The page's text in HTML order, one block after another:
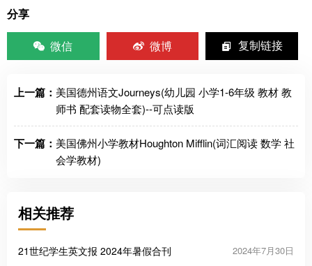
分享
微信
微博 复制链接
上一篇： 美国德州语文Journeys(幼儿园 小学1-6年级 教材 教
师书 配套读物全套)--可点读版
下一篇： 美国佛州小学教材Houghton Mifflin(词汇阅读 数学 社
会学教材)
相关推荐
21世纪学生英文报 2024年暑假合刊 2024年7月30日